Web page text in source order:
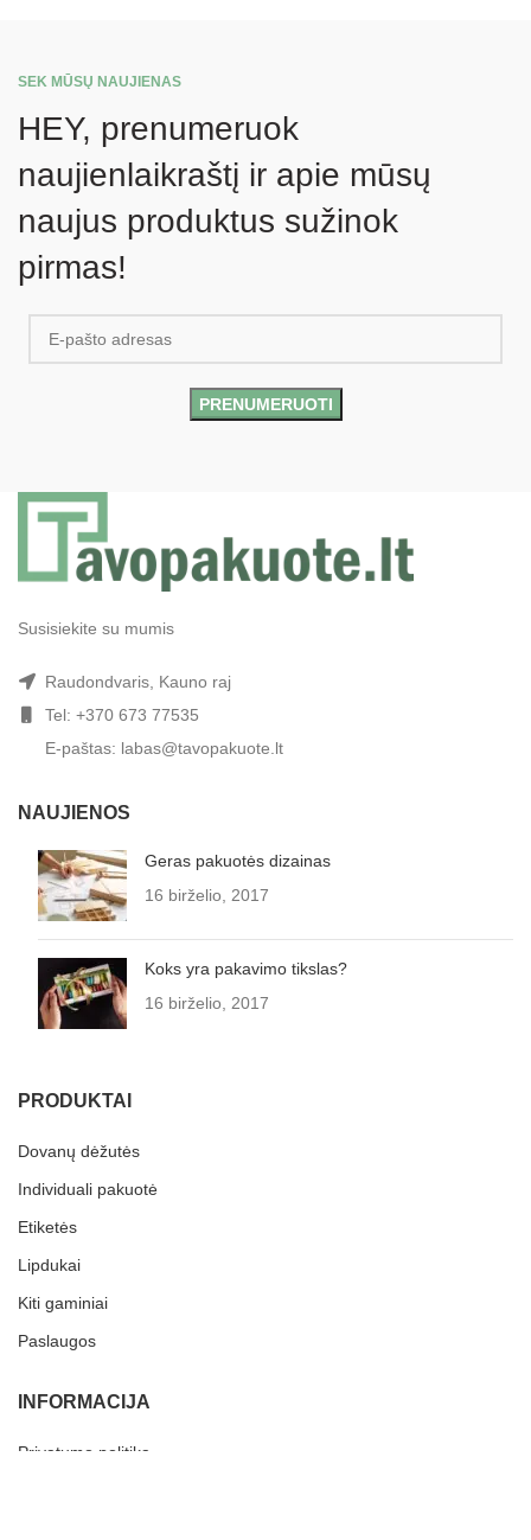
SEK MŪSŲ NAUJIENAS
HEY, prenumeruok
naujienlaikraštį ir apie mūsų
naujus produktus sužinok
pirmas!
Susisiekite su mumis
Raudondvaris, Kauno raj
Tel: +370 673 77535
E-paštas: labas@tavopakuote.lt
NAUJIENOS
Geras pakuotės dizainas
16 birželio, 2017
Koks yra pakavimo tikslas?
16 birželio, 2017
PRODUKTAI
Dovanų dėžutės
Individuali pakuotė
Etiketės
Lipdukai
Kiti gaminiai
Paslaugos
INFORMACIJA
Privatumo politika